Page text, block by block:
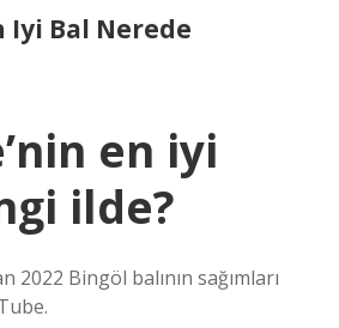
Iyi Bal Nerede
en iyi
ilde?
2022 Bingöl balının sağımları